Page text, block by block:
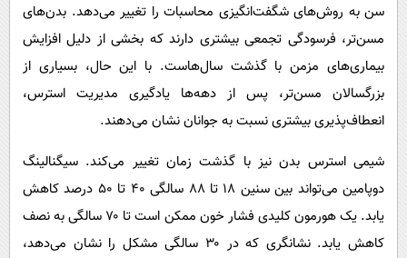
سن به روش‌های شگفت‌انگیزی محاسبات را تغییر می‌دهد. بدن‌های
مسن‌تر، فرسودگی تجمعی بیشتری دارند که بخشی از دلیل افزایش
بیماری‌های مزمن با گذشت سال‌هاست. با این حال، بسیاری از
بزرگسالان مسن‌تر، پس از دهه‌ها یادگیری مدیریت استرس،
انعطاف‌پذیری بیشتری نسبت به جوانان نشان می‌دهند.
شیمی استرس بدن نیز با گذشت زمان تغییر می‌کند. سیگنالینگ
دوپامین می‌تواند بین سنین ۱۸ تا ۸۸ سالگی ۴۰ تا ۵۰ درصد کاهش
یابد. یک هورمون کلیدی فشار خون ممکن است تا ۷۰ سالگی به نصف
کاهش یابد. نشانگری که در ۳۰ سالگی مشکل را نشان می‌دهد،